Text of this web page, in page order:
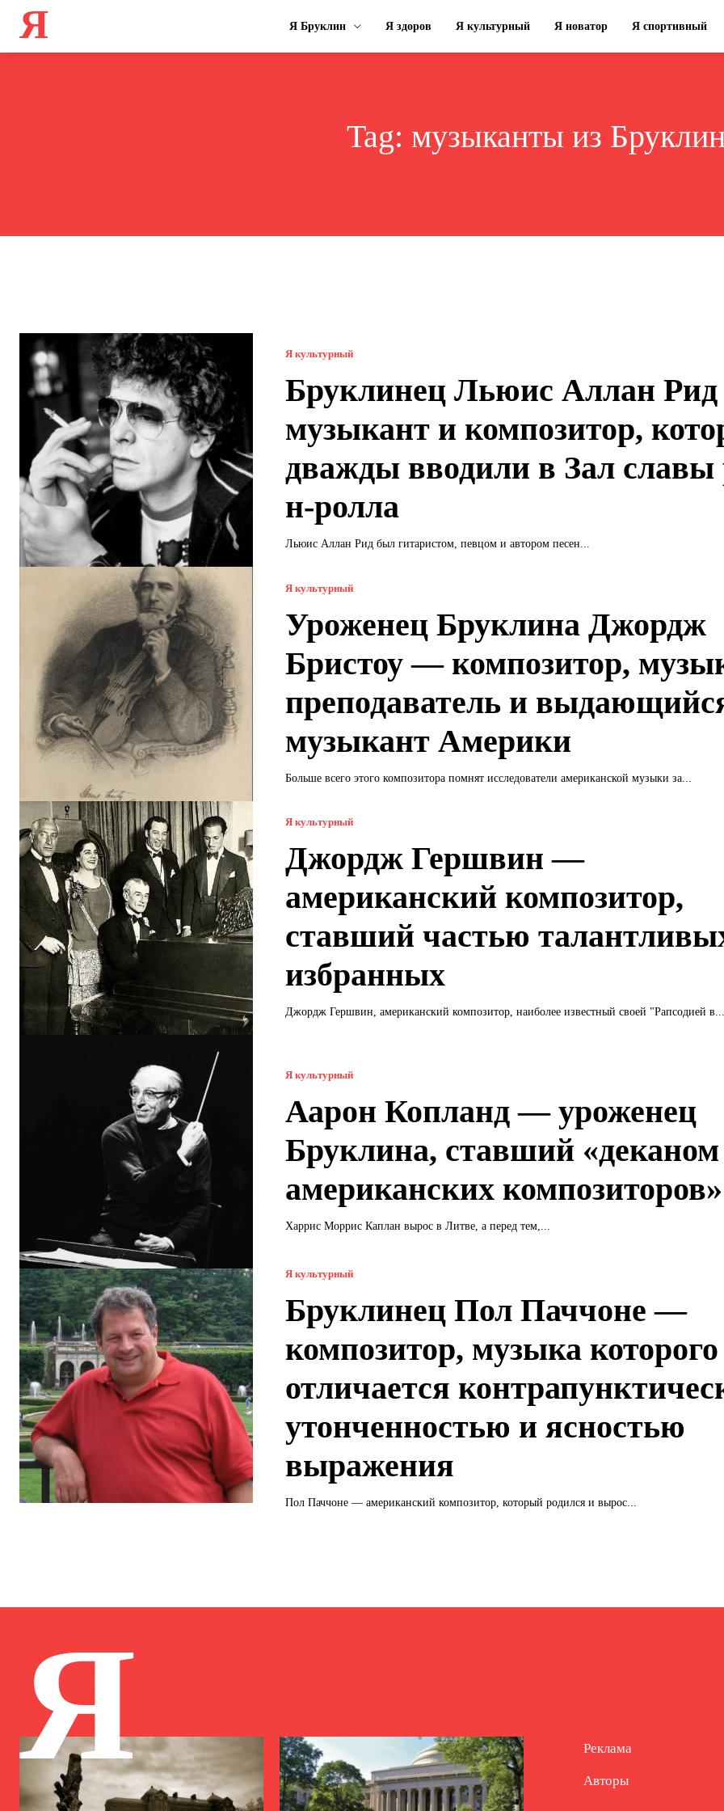
Я Я Бруклин Я здоров Я культурный Я новатор Я спортивный
Tag: музыканты из
Я культурный
Бруклинец Льюис Аллан
музыкант и композитор,
дважды вводили в Зал славы
н-ролла
Льюис Аллан Рид был гитаристом, певцом и автором песен...
Я культурный
Уроженец Бруклина Джордж
Бристоу — композитор,
преподаватель и
музыкант Америки
Больше всего этого композитора помнят исследователи американской музыки за...
Я культурный
Джордж Гершвин —
американский композитор,
ставший частью
избранных
Джордж Гершвин, американский композитор, наиболее известный своей "Рапсодией
Я культурный
Аарон Копланд — уроженец
Бруклина, ставший «деканом
американских композиторов»
Харрис Моррис Каплан вырос в Литве, а перед тем,...
Я культурный
Бруклинец Пол Паччоне —
композитор, музыка которого
отличается
утонченностью и ясностью
выражения
Пол Паччоне — американский композитор, который родился и вырос...
Я Реклама
Авторы